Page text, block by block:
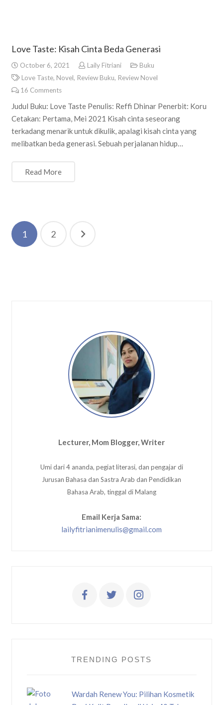
Love Taste: Kisah Cinta Beda Generasi
October 6, 2021 Laily Fitriani
Buku
Love Taste, Novel, Review Buku, Review Novel
16 Comments
Judul Buku: Love Taste Penulis: Reffi Dhinar Penerbit: Koru
Cetakan: Pertama, Mei 2021 Kisah cinta seseorang
terkadang menarik untuk dikulik, apalagi kisah cinta yang
melibatkan beda generasi. Sebuah perjalanan hidup…
Read More
Posts
navigation
1 2
Lecturer, Mom Blogger, Writer
Umi dari 4 ananda, pegiat literasi, dan pengajar di
Jurusan Bahasa dan Sastra Arab dan Pendidikan
Bahasa Arab, tinggal di Malang
Email Kerja Sama:
lailyfitrianimenulis@gmail.com
TRENDING POSTS
Wardah Renew You: Pilihan Kosmetik